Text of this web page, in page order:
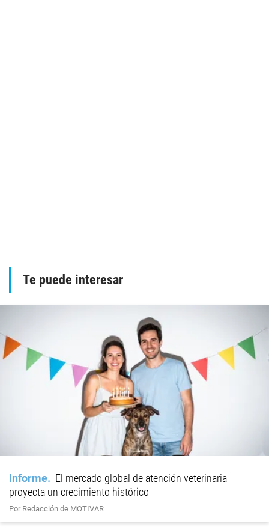
Te puede interesar
Informe
El mercado global de atención veterinaria
proyecta un crecimiento histórico
Por Redacción de MOTIVAR